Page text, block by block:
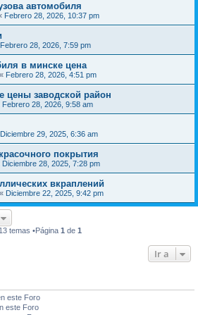
автомобиля
Febrero 28, 2026, 10:37 pm
Febrero 28, 2026, 7:59 pm
в минске цена
« Febrero 28, 2026, 4:51 pm
цены заводской район
Febrero 28, 2026, 9:58 am
Diciembre 29, 2025, 6:36 am
покрытия
Diciembre 28, 2025, 7:28 pm
вкраплений
« Diciembre 22, 2025, 9:42 pm
13 temas •Página 1 de 1
Ir a
este Foro
este Foro